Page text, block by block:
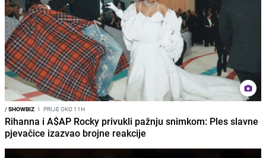
/SHOWBIZ I PRIJE OKO 11H
Rihanna i A$AP Rocky privukli pažnju snimkom: Ples slavne
pjevačice izazvao brojne reakcije